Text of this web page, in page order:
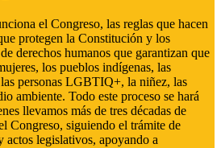
el Congreso, las reglas que hacen
protegen la Constitución y los
derechos humanos que garantizan que
los pueblos indígenas, las
personas LGBTIQ+, la niñez, las
ambiente. Todo este proceso se hará
llevamos más de tres décadas de
Congreso, siguiendo el trámite de
actos legislativos, apoyando a